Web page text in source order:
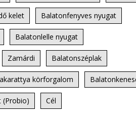
kelet Balatonfenyves nyugat
Balatonlelle nyugat
Zamárdi Balatonszéplak
körforgalom
(Probio) Cél